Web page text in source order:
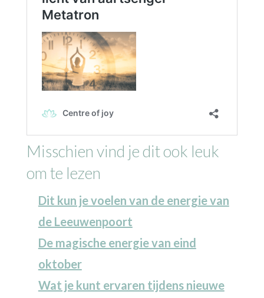
Misschien vind je dit ook leuk
om te lezen
Dit kun je voelen van de energie van
de Leeuwenpoort
De magische energie van eind
oktober
Wat je kunt ervaren tijdens nieuwe